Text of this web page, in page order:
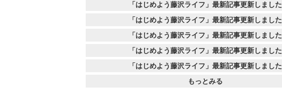
「はじめよう藤沢ライフ」最新記事更新しました
「はじめよう藤沢ライフ」最新記事更新しました
「はじめよう藤沢ライフ」最新記事更新しました
「はじめよう藤沢ライフ」最新記事更新しました
「はじめよう藤沢ライフ」最新記事更新しました
もっとみる